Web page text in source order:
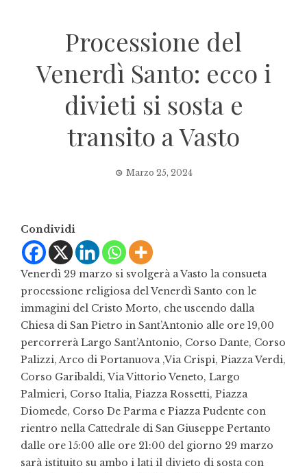
Processione del
Venerdì Santo: ecco i
divieti si sosta e
transito a Vasto
Marzo 25, 2024
Condividi
Venerdì 29 marzo si svolgerà a Vasto la consueta
processione religiosa del Venerdì Santo con le
immagini del Cristo Morto, che uscendo dalla
Chiesa di San Pietro in Sant’Antonio alle ore 19,00
percorrerà Largo Sant’Antonio, Corso Dante, Corso
Palizzi, Arco di Portanuova ,Via Crispi, Piazza Verdi,
Corso Garibaldi, Via Vittorio Veneto, Largo
Palmieri, Corso Italia, Piazza Rossetti, Piazza
Diomede, Corso De Parma e Piazza Pudente con
rientro nella Cattedrale di San Giuseppe Pertanto
dalle ore 15:00 alle ore 21:00 del giorno 29 marzo
sarà istituito su ambo i lati il divieto di sosta con